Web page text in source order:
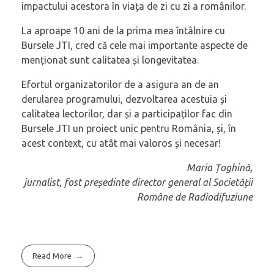
impactului acestora în viața de zi cu zi a românilor.
La aproape 10 ani de la prima mea întâlnire cu
Bursele JTI, cred că cele mai importante aspecte de
menționat sunt calitatea și longevitatea.
Efortul organizatorilor de a asigura an de an
derularea programului, dezvoltarea acestuia și
calitatea lectorilor, dar și a participaților fac din
Bursele JTI un proiect unic pentru România, și, în
acest context, cu atât mai valoros și necesar!
Maria Țoghină,
jurnalist, fost președinte director general al Societății
Române de Radiodifuziune
Read More